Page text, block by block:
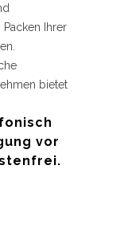
Packen Ihrer
bietet
vor